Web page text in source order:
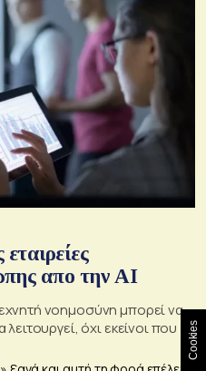
απο την AI
νοημοσύνη μπορεί να
λειτουργεί, όχι εκείνοι που
Cookies